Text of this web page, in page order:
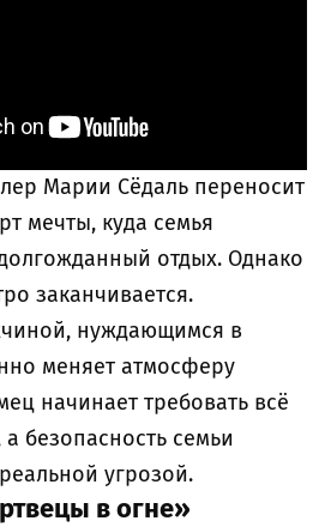
Марии Сёдаль переносит
мечты, куда семья
отдых. Однако
заканчивается.
нуждающимся в
меняет атмосферу
начинает требовать всё
безопасность семьи
угрозой.
в огне»